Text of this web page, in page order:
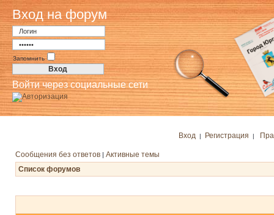
Вход на форум
Запомнить
Войти через социальные сети
Вход | Регистрация |
Сообщения без ответов | Активные темы
Список форумов